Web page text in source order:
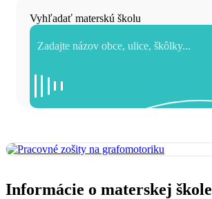
Vyhľadať materskú školu
Informácie o materskej škole